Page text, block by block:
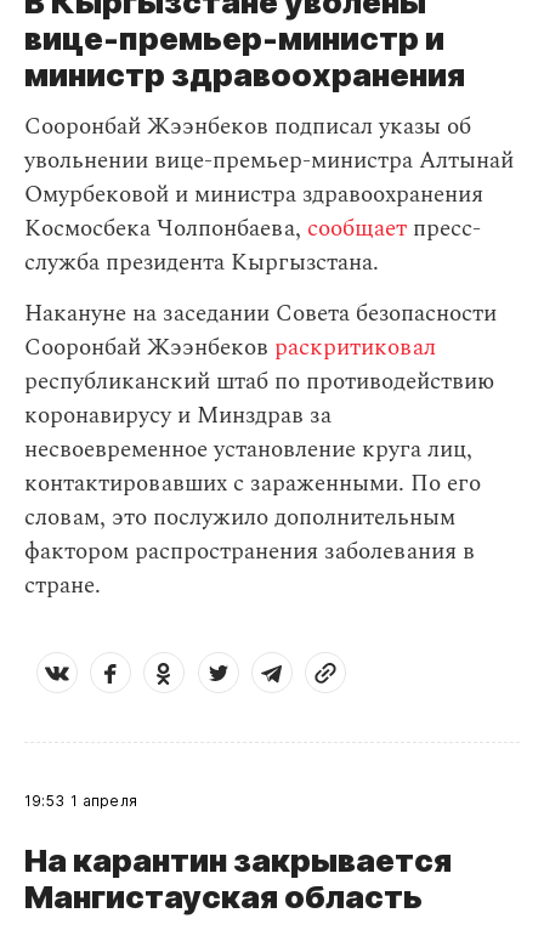
вице-премьер-министр и
министр здравоохранения
Сооронбай Жээнбеков подписал указы об
увольнении вице-премьер-министра Алтынай
Омурбековой и министра здравоохранения
Космосбека Чолпонбаева, сообщает пресс-
служба президента Кыргызстана.
Накануне на заседании Совета безопасности
Сооронбай Жээнбеков раскритиковал
республиканский штаб по противодействию
коронавирусу и Минздрав за
несвоевременное установление круга лиц,
контактировавших с зараженными. По его
словам, это послужило дополнительным
фактором распространения заболевания в
стране.
19:53 1 апреля
На карантин закрывается
Мангистауская область